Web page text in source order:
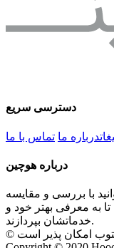
دسترسی سریع
درباره ما تماس با ما
درباره هوچین
با بررسی و مقایسه
به معرفی بهتر خود و
خدماتشان بپردازند.